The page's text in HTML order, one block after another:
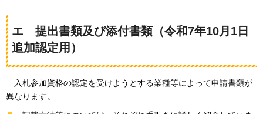
エ 提出書類及び添付書類（令和7年10月1日
追加認定用）
入札参加資格の認定を受けようとする業種等によって申請書類が
異なります。